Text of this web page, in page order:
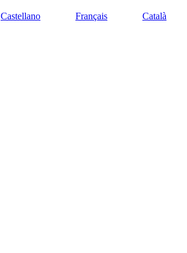
Castellano Français Català